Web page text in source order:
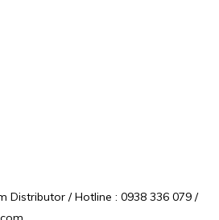
Distributor / Hotline : 0938 336 079 /